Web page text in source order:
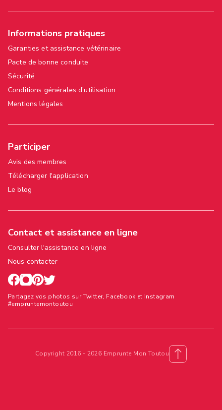
Informations pratiques
Garanties et assistance vétérinaire
Pacte de bonne conduite
Sécurité
Conditions générales d'utilisation
Mentions légales
Participer
Avis des membres
Télécharger l'application
Le blog
Contact et assistance en ligne
Consulter l'assistance en ligne
Nous contacter
Partagez vos photos sur Twitter, Facebook et Instagram
#empruntemontoutou
Copyright 2016 - 2026 Emprunte Mon Toutou